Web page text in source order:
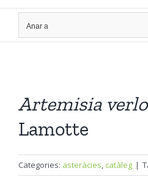
Anar a
Artemisia
Lamotte
Categories: asteràcies, catàleg |